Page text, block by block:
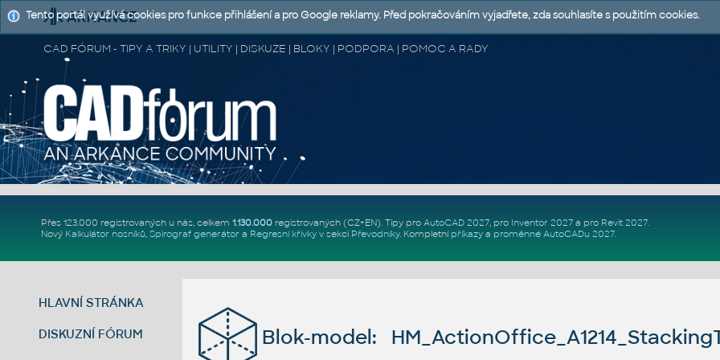
CAD FÓRUM - TIPY A TRIKY | UTILITY | DISKUZE | BLOKY | PODPORA | POMOC A RADY
Přes 123.000 registrovaných u nás, celkem 1.130.000registrovaných (CZ+EN). Tipy pro AutoCAD 2027, pro Inventor 2027a pro Revit 2027.
Nový Kalkulátor nosníků, Spirograf generátor a Regresní křivkyv sekci Převodníky. Kompletní příkazya proměnné AutoCADu 2027.
HLAVNÍ STRÁNKA
DISKUZNÍ FÓRUM Blok-model:
Tento portál využívá cookies pro funkce přihlášení a pro Google reklamy. Před pokračováním vyjadřete, zda souhlasíte s použitím cookies.